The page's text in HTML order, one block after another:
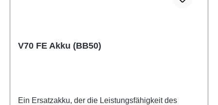
V70 FE Akku (BB50)
Ein Ersatzakku, der die Leistungsfähigkeit des